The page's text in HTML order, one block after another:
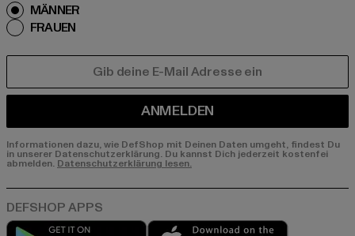
MÄNNER
FRAUEN
ANMELDEN
Informationen dazu, wie DefShop mit Deinen Daten umgeht, findest Du
in unserer Datenschutzerklärung. Du kannst Dich jederzeit kostenfei
abmelden. Datenschutzerklärung lesen.
Play market